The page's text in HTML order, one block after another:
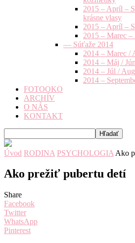
2015 – Apríl –
krásne vlasy
2015 – Apríl –
2015 – Marec
— Súťaže 2014
2014 – Marec /
2014 – Máj / Jún
2014 – Júl /
2014 –
FOTOOKO
ARCHÍV
O NÁS
KONTAKT
Úvod RODINA PSYCHOLOGIA Ako
Ako prežiť pubertu detí
Share
Facebook
Twitter
WhatsApp
Pinterest